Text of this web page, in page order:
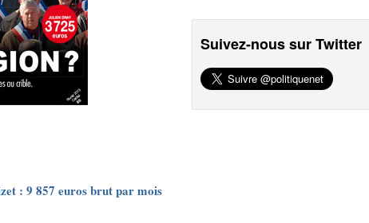
: 9 857 euros brut par mois
Suivez-nous sur Twitter